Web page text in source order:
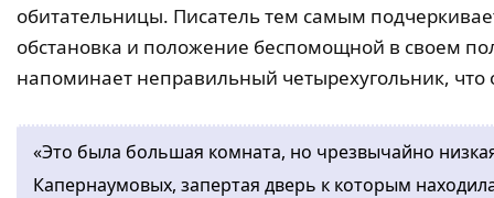
обитательницы. Писатель тем самым
обстановка и положение беспомощной в своем
напоминает неправильный четырехугольник,
«Это была большая комната, но чрезвычайно
Капернаумовых, запертая дверь к которым